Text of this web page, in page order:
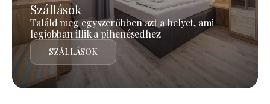
Szállások
Találd meg egyszerűbben azt a helyet, ami
legjobban illik a pihenésedhez
SZÁLLÁSOK